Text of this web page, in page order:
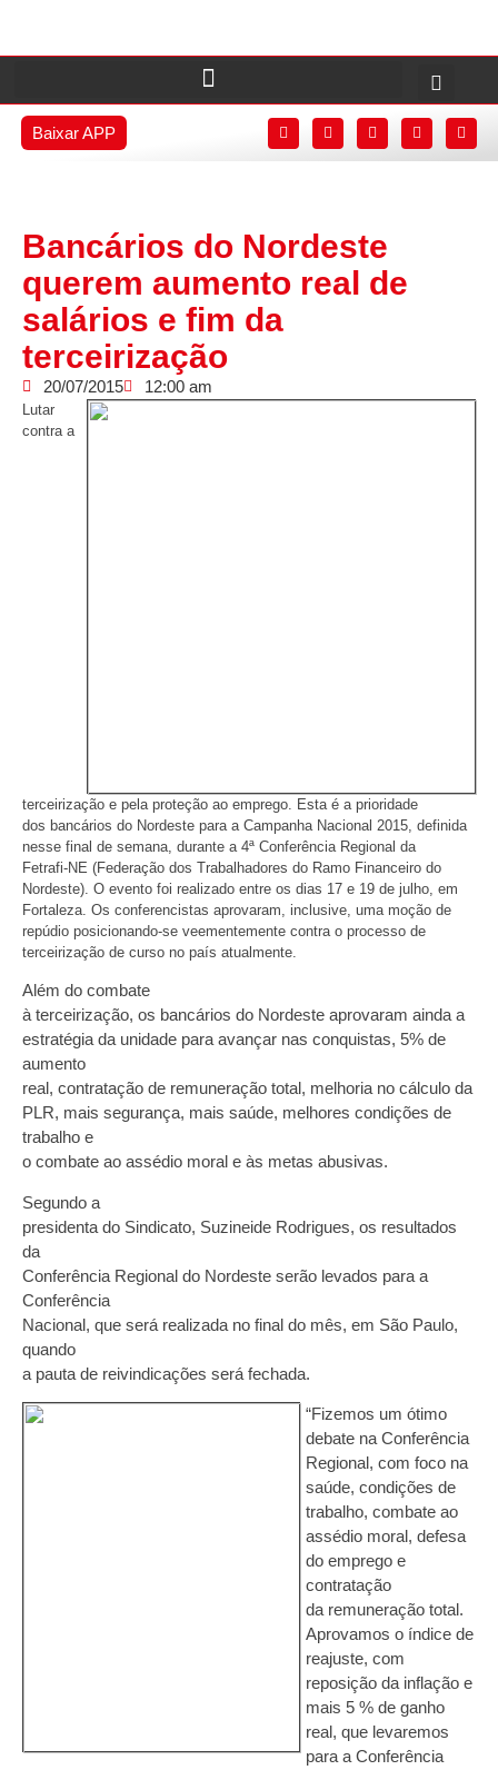
Baixar APP
Bancários do Nordeste
querem aumento real de
salários e fim da
terceirização
20/07/2015 12:00 am
Lutar
contra a
terceirização e pela proteção ao emprego. Esta é a prioridade
dos bancários do Nordeste para a Campanha Nacional 2015, definida
nesse final de semana, durante a 4ª Conferência Regional da
Fetrafi-NE (Federação dos Trabalhadores do Ramo Financeiro do
Nordeste). O evento foi realizado entre os dias 17 e 19 de julho, em
Fortaleza. Os conferencistas aprovaram, inclusive, uma moção de
repúdio posicionando-se veementemente contra o processo de
terceirização de curso no país atualmente.
Além do combate
à terceirização, os bancários do Nordeste aprovaram ainda a
estratégia da unidade para avançar nas conquistas, 5% de
aumento
real, contratação de remuneração total, melhoria no cálculo da
PLR, mais segurança, mais saúde, melhores condições de
trabalho e
o combate ao assédio moral e às metas abusivas.
Segundo a
presidenta do Sindicato, Suzineide Rodrigues, os resultados
da
Conferência Regional do Nordeste serão levados para a
Conferência
Nacional, que será realizada no final do mês, em São Paulo,
quando
a pauta de reivindicações será fechada.
“Fizemos um ótimo
debate na Conferência
Regional, com foco na
saúde, condições de
trabalho, combate ao
assédio moral, defesa
do emprego e
contratação
da remuneração total.
Aprovamos o índice de
reajuste, com
reposição da inflação e
mais 5 % de ganho
real, que levaremos
para a Conferência